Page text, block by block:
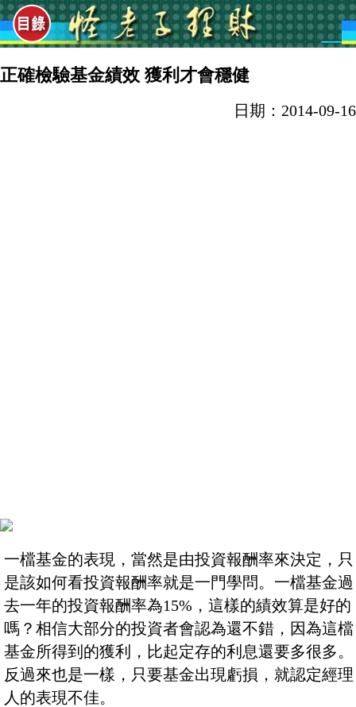
正確檢驗基金績效 獲利才會穩健
日期：2014-09-16
一檔基金的表現，當然是由投資報酬率來決定，只
是該如何看投資報酬率就是一門學問。一檔基金過
去一年的投資報酬率為15%，這樣的績效算是好的
嗎？相信大部分的投資者會認為還不錯，因為這檔
基金所得到的獲利，比起定存的利息還要多很多。
反過來也是一樣，只要基金出現虧損，就認定經理
人的表現不佳。